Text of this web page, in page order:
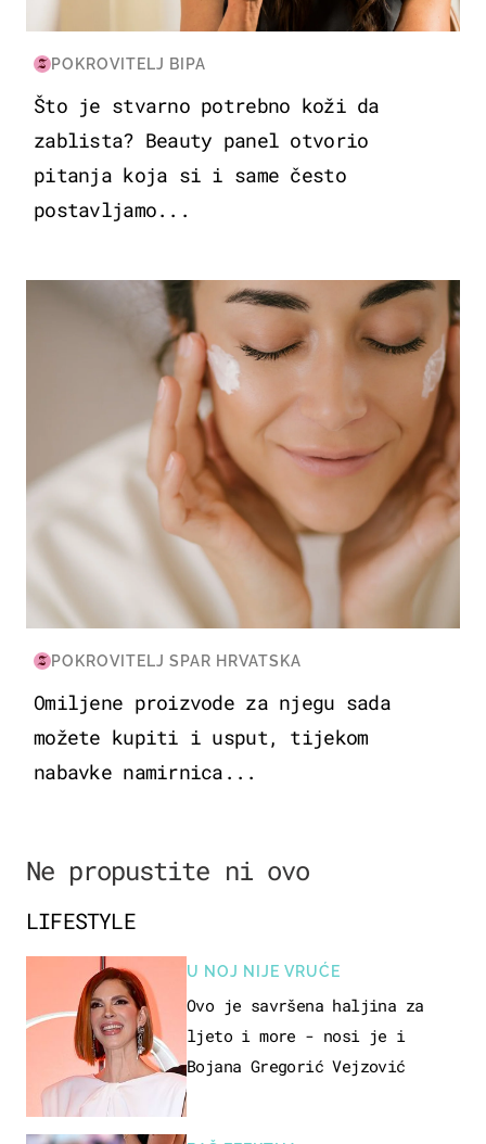
POKROVITELJ BIPA
Što je stvarno potrebno koži da
zablista? Beauty panel otvorio
pitanja koja si i same često
postavljamo...
MODA & LJEPOTA
POKROVITELJ SPAR HRVATSKA
Omiljene proizvode za njegu sada
možete kupiti i usput, tijekom
nabavke namirnica...
Ne propustite ni ovo
LIFESTYLE
U NOJ NIJE VRUĆE
Ovo je savršena haljina za
ljeto i more - nosi je i
Bojana Gregorić Vejzović